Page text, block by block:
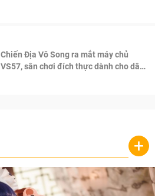
Chiến Địa Vô Song ra mắt máy chủ
VS57, sân chơi đích thực dành cho dân
+